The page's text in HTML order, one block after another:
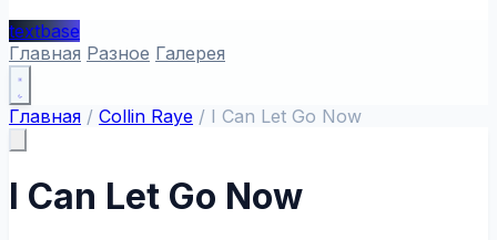
textbase
Главная Разное Галерея
Главная / Collin Raye / I Can Let Go Now
I Can Let Go Now